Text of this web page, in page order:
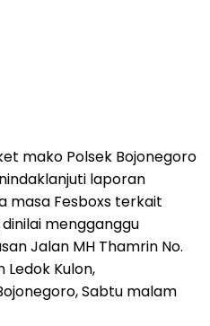
mako Polsek Bojonegoro
laporan
masa Fesboxs terkait
mengganggu
Jalan MH Thamrin No.
Ledok Kulon,
Sabtu malam